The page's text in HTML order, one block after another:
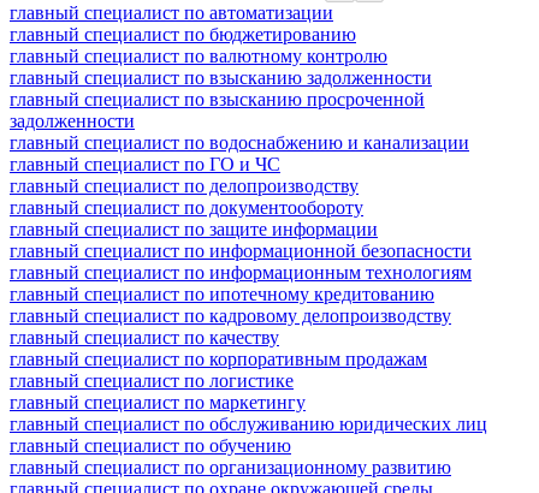
главный специалист по автоматизации
главный специалист по бюджетированию
главный специалист по валютному контролю
главный специалист по взысканию задолженности
главный специалист по взысканию просроченной
задолженности
главный специалист по водоснабжению и канализации
главный специалист по ГО и ЧС
главный специалист по делопроизводству
главный специалист по документообороту
главный специалист по защите информации
главный специалист по информационной безопасности
главный специалист по информационным технологиям
главный специалист по ипотечному кредитованию
главный специалист по кадровому делопроизводству
главный специалист по качеству
главный специалист по корпоративным продажам
главный специалист по логистике
главный специалист по маркетингу
главный специалист по обслуживанию юридических лиц
главный специалист по обучению
главный специалист по организационному развитию
главный специалист по охране окружающей среды